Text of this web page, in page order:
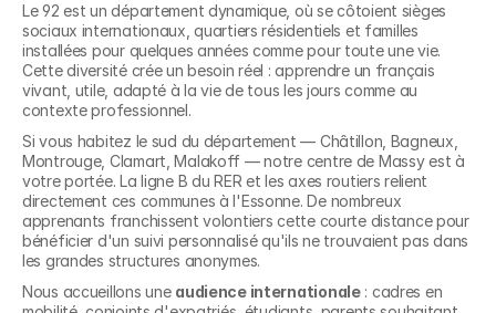
Le 92 est un département dynamique, où se côtoient sièges
sociaux internationaux, quartiers résidentiels et familles
installées pour quelques années comme pour toute une vie.
Cette diversité crée un besoin réel : apprendre un français
vivant, utile, adapté à la vie de tous les jours comme au
contexte professionnel.
Si vous habitez le sud du département — Châtillon, Bagneux,
Montrouge, Clamart, Malakoff — notre centre de Massy est à
votre portée. La ligne B du RER et les axes routiers relient
directement ces communes à l'Essonne. De nombreux
apprenants franchissent volontiers cette courte distance pour
bénéficier d'un suivi personnalisé qu'ils ne trouvaient pas dans
les grandes structures anonymes.
Nous accueillons une audience internationale : cadres en